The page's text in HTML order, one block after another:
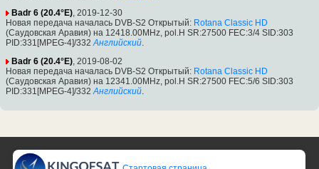
Badr 6 (20.4°E), 2019-12-30
Новая передача началась DVB-S2 Открытый: Rotana Classic HD
(Саудовская Аравия) на 12418.00MHz, pol.H SR:27500 FEC:3/4 SID:303
PID:331[MPEG-4]/332 Английский.
Badr 6 (20.4°E), 2019-08-02
Новая передача началась DVB-S2 Открытый: Rotana Classic HD
(Саудовская Аравия) на 12341.00MHz, pol.H SR:27500 FEC:5/6 SID:303
PID:331[MPEG-4]/332 Английский.